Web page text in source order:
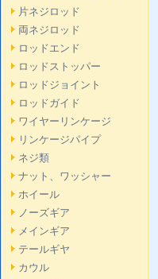
片ネジロッド
両ネジロッド
ロッドエンド
ロッドストッパー
ロッドジョイント
ロッドガイド
ワイヤーリンケージ
リンケージパイプ
ネジ類
ナット、ワッシャー
ホイール
ノーズギア
メインギア
テールギヤ
カウル